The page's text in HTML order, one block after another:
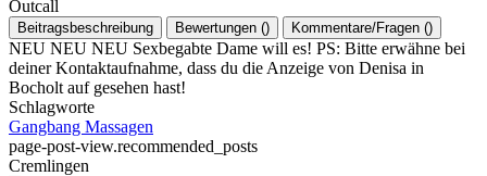
Outcall
Beitragsbeschreibung Bewertungen () Kommentare/Fragen ()
NEU NEU NEU Sexbegabte Dame will es! PS: Bitte erwähne bei
deiner Kontaktaufnahme, dass du die Anzeige von Denisa in
Bocholt auf gesehen hast!
Schlagworte
Gangbang Massagen
page-post-view.recommended_posts
Cremlingen